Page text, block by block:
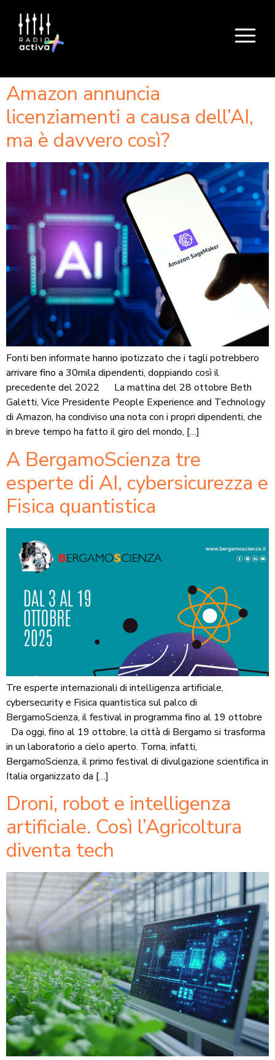
Amazon annuncia
licenziamenti a causa dell’AI,
ma è davvero così?
Fonti ben informate hanno ipotizzato che i tagli potrebbero
arrivare fino a 30mila dipendenti, doppiando così il
precedente del 2022 La mattina del 28 ottobre Beth
Galetti, Vice Presidente People Experience and Technology
di Amazon, ha condiviso una nota con i propri dipendenti, che
in breve tempo ha fatto il giro del mondo, […]
A BergamoScienza tre
esperte di AI, cybersicurezza e
Fisica quantistica
Tre esperte internazionali di intelligenza artificiale,
cybersecurity e Fisica quantistica sul palco di
BergamoScienza, il festival in programma fino al 19 ottobre
Da oggi, fino al 19 ottobre, la città di Bergamo si trasforma
in un laboratorio a cielo aperto. Torna, infatti,
BergamoScienza, il primo festival di divulgazione scientifica in
Italia organizzato da […]
Droni, robot e intelligenza
artificiale. Così l’Agricoltura
diventa tech